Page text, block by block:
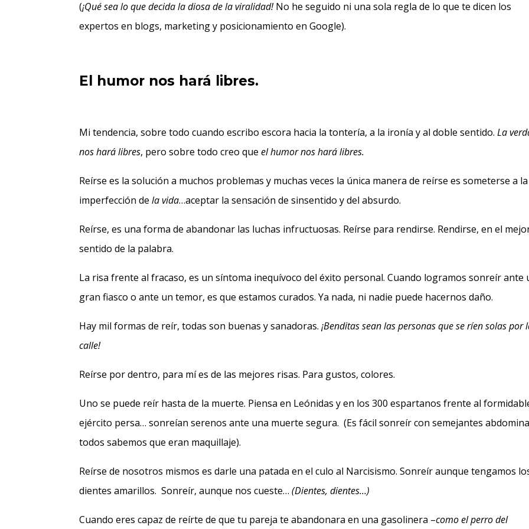
(¡Qué sea lo que decida la diosa de la viralidad!No he seguido ni una sola regla de lo que te dicen los
expertos en blogs, marketing y posicionamiento en Google).
El humor nos hará libres.
Mi tendencia, sobre todo cuando escribo escora hacia la tontería, a la ironía y al doble sentido.La
nos hará libres, pero sobre todo creo queel humor nos hará libres.
Reírse es la solución a muchos problemas y muchas veces la única manera de reírse es someterse a la
imperfección dela vida…aceptar la sensación de sinsentido y del absurdo.
Reírse, es una forma de abandonar las luchas infructuosas. Reírse para rendirse. Rendirse, en el
sentido de la palabra.
La risa frente al fracaso, es un síntoma inequívoco del éxito personal. Cuando logramos sonreír ante
gran fiasco o ante un temor, es que estamos curados. Ya nada, ni nadie puede hacernos daño.
Hay mil formas de reír, todas son buenas y sanadoras.¡Benditas sean las personas que se ríen solas por
calle!
Reírse por dentro, para mí es de las mejores risas. Para gustos, colores.
Uno se puede reír hasta de la muerte. Piensa en Leónidas y en los 300 espartanos frente al
ejército persa… sonreían serenos ante una muerte segura. (Es fácil sonreír con semejantes
todos sabemos que eran maquillaje).
Reírse de nosotros mismos es darle una patada en el culo al Narcisismo. Sonreír aunque tengamos
dientes amarillos. Sonreír, aunque nos cueste… (Dientes, dientes…)
Cuando eres capaz de reírte de que tu pareja te abandonara en una gasolinera –como el perro del